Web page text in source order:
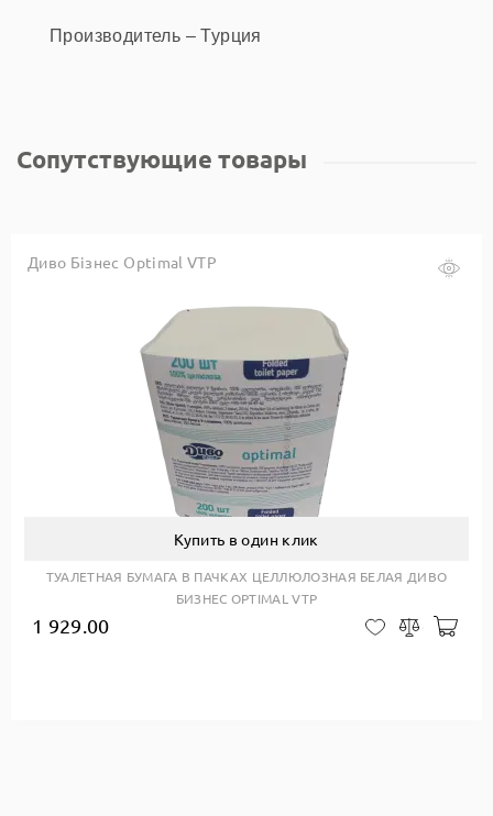
Производитель – Турция
Сопутствующие товары
Диво Бізнес Optimal VTP
Купить в один клик
ТУАЛЕТНАЯ БУМАГА В ПАЧКАХ ЦЕЛЛЮЛОЗНАЯ БЕЛАЯ ДИВО
БИЗНЕС OPTIMAL VTP
1 929.00 В закладки
Сравнить